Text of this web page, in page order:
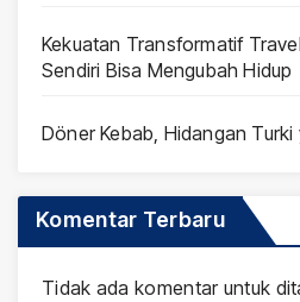
Kekuatan Transformatif
Sendiri Bisa Mengubah Hidup
Döner Kebab, Hidangan
Komentar Terbaru
Tidak ada komentar untuk